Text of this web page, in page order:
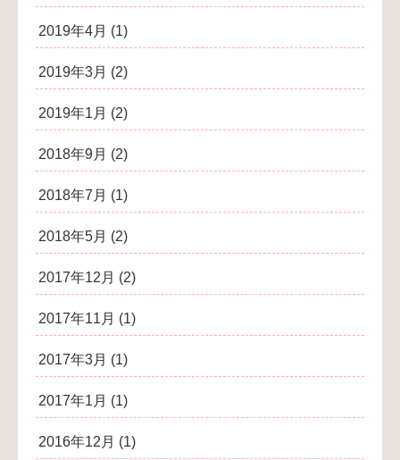
2019年4月 (1)
2019年3月 (2)
2019年1月 (2)
2018年9月 (2)
2018年7月 (1)
2018年5月 (2)
2017年12月 (2)
2017年11月 (1)
2017年3月 (1)
2017年1月 (1)
2016年12月 (1)